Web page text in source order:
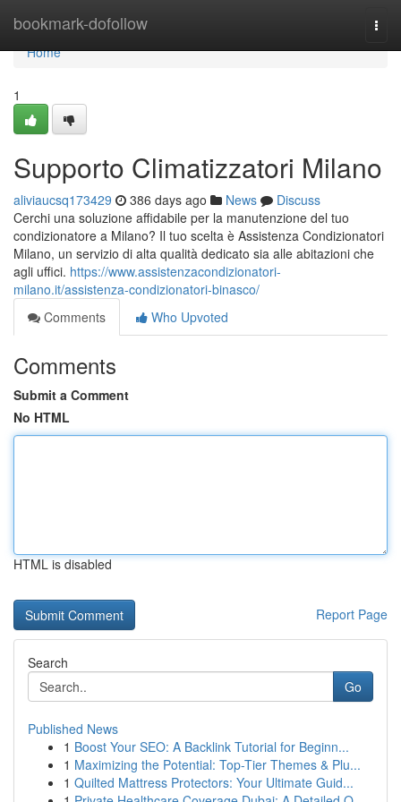
bookmark-dofollow
Home
Home
1
Supporto Climatizzatori Milano
aliviaucsq173429 386 days ago News
Discuss
Cerchi una soluzione affidabile per la manutenzione del tuo
condizionatore a Milano? Il tuo scelta è Assistenza Condizionatori
Milano, un servizio di alta qualità dedicato sia alle abitazioni che
agli uffici. https://www.assistenzacondizionatori-
milano.it/assistenza-condizionatori-binasco/
Comments
Who Upvoted
Comments
Submit a Comment
No HTML
HTML is disabled
Report Page
Search
Go
Published News
1 Boost Your SEO: A Backlink Tutorial for Beginn...
1 Maximizing the Potential: Top-Tier Themes & Plu...
1 Quilted Mattress Protectors: Your Ultimate Guid...